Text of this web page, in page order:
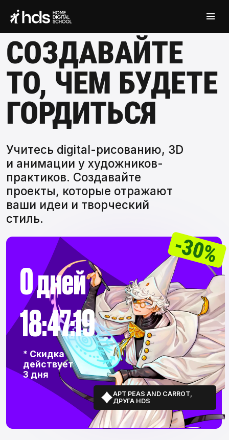
-30%
АРТ PEAS AND CARROT,
ДРУГА HDS
0 дней
18:47:18
* Скидка
действует
3 дня
Осознанное рисование
Понимать объем, форму и перспективу
Учитесь digital-рисованию, 3D
и анимации у художников-
практиков. Создавайте
проекты, которые отражают
ваши идеи и творческий
стиль.
СОЗДАВАЙТЕ
ТО, ЧЕМ БУДЕТЕ
ГОРДИТЬСЯ
TELEGRAM ВКОНТАКТЕ